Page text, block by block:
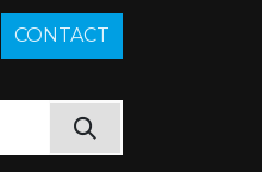
C​O​N​​​​TACT